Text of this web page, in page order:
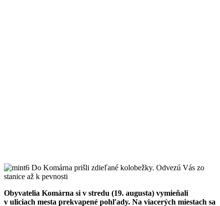
Obyvatelia Komárna si v stredu (19. augusta) vymieňali
v uliciach mesta prekvapené pohľady. Na viacerých miestach sa